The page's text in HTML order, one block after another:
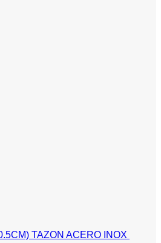
TAZON ACERO INOX